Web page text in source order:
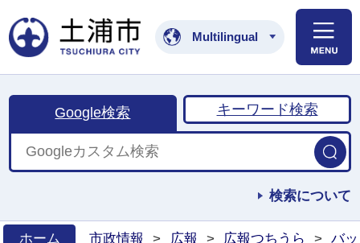
土浦市公式ホームペ
Multilingual
Google検索 キーワード検索
検索について
ホーム
市政情報 > 広報 > 広報つちうら > バ